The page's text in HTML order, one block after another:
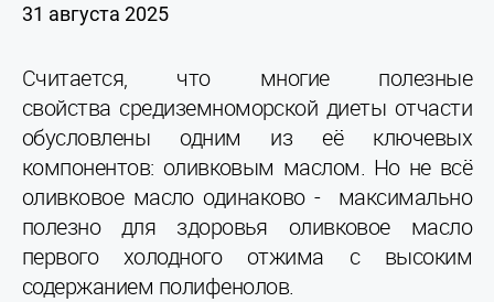
31 августа 2025
Считается, что многие полезные
свойства средиземноморской диеты отчасти
обусловлены одним из её ключевых
компонентов: оливковым маслом. Но не всё
оливковое масло одинаково - максимально
полезно для здоровья оливковое масло
первого холодного отжима с высоким
содержанием полифенолов.